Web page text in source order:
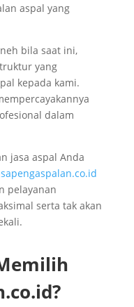
aspal yang
bila saat ini,
yang
kepada kami.
dalam
jasa aspal Anda
pelayanan
serta tak akan